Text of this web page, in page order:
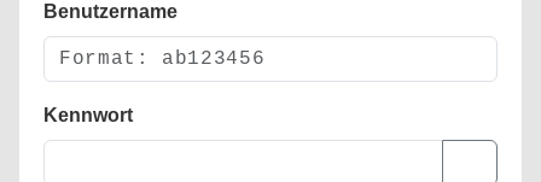
Benutzername
Kennwort